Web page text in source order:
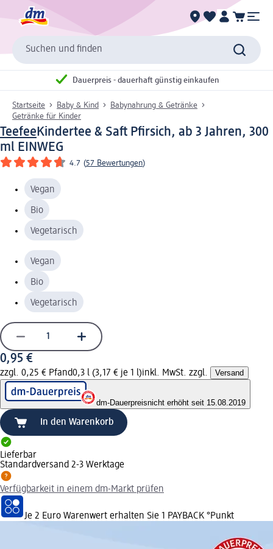
Suchen und finden
Dauerpreis - dauerhaft günstig einkaufen
Startseite Baby & Kind
Babynahrung & Getränke
Getränke für Kinder
Teefee Kindertee & Saft Pfirsich, ab 3 Jahren, 300
ml EINWEG
4.7 (57 Bewertungen)
Vegan
Bio
Vegetarisch
Vegan
Bio
Vegetarisch
0,95 €
zzgl. 0,25 € Pfand0,3 l (3,17 € je 1 l)inkl. MwSt. zzgl. Versand
dm-Dauerpreisnicht erhöht seit 15.08.2019
In den Warenkorb
Lieferbar
Standardversand 2-3 Werktage
Verfügbarkeit in einem dm-Markt prüfen
Je 2 Euro Warenwert erhalten Sie 1 PAYBACK °Punkt